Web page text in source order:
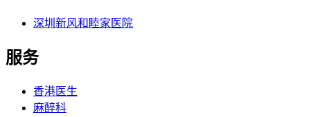
深圳新风和睦家医院
服务
香港医生
麻醉科